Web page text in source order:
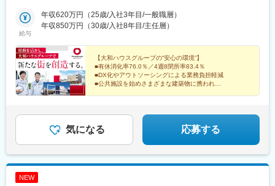
松、松山熊本、大分、長崎、鹿児島、沖縄【営業所】青森、山
形、山梨、福井、岐阜、和歌山、山陰、徳島、高知、宮崎※拠点に
喫煙対策：屋内全面禁煙（勤務地による）
県)、広貫堂前駅、割出駅、新福井駅、長野駅、西岐阜駅、静岡
駅、ささしまライブ駅、あすなろう四日市駅、淀屋橋駅、守山
駅、松江駅、北長瀬駅、広島駅、矢原駅、阿波富田駅、瓦町駅、
宮田町駅、薊野駅、渡辺通駅、八千代町駅、南熊本駅、西大分
駅、宮崎神宮駅、荒田八幡駅、おもろまち駅、新千葉駅、水道橋
駅、米野駅、近鉄四日市駅、大江橋駅、三宮・花時計前駅、山陽
姫路駅、田中口駅、栗林公園北口駅、ＪＲ松山駅前駅、薬院駅、
後橋駅、神戸三宮駅(阪神)、家庭裁判所前駅、栗林駅、松山駅(愛
媛県)、天神南駅、長崎駅(長崎県)
給与
年収620万円（25歳/入社3年目/一般職層）
年収850万円（30歳/入社8年目/主任層）
【大和ハウスグループの“安心の環境”】
■有休消化率76.0％／4週8閉所率83.4％
■DX化やアウトソーシングによる業務負担軽減
■公共施設を始めさまざまな建築物に携われる
気になる 応募する
NEW